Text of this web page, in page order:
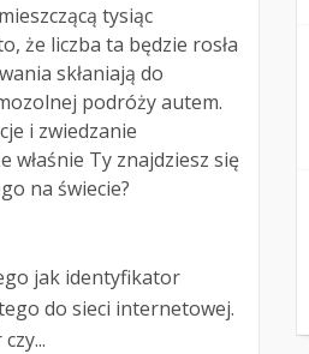
tysiąc
że liczba ta będzie rosła
skłaniają do
podróży autem.
i zwiedzanie
właśnie Ty znajdziesz się
na świecie?
jak identyfikator
do sieci internetowej.